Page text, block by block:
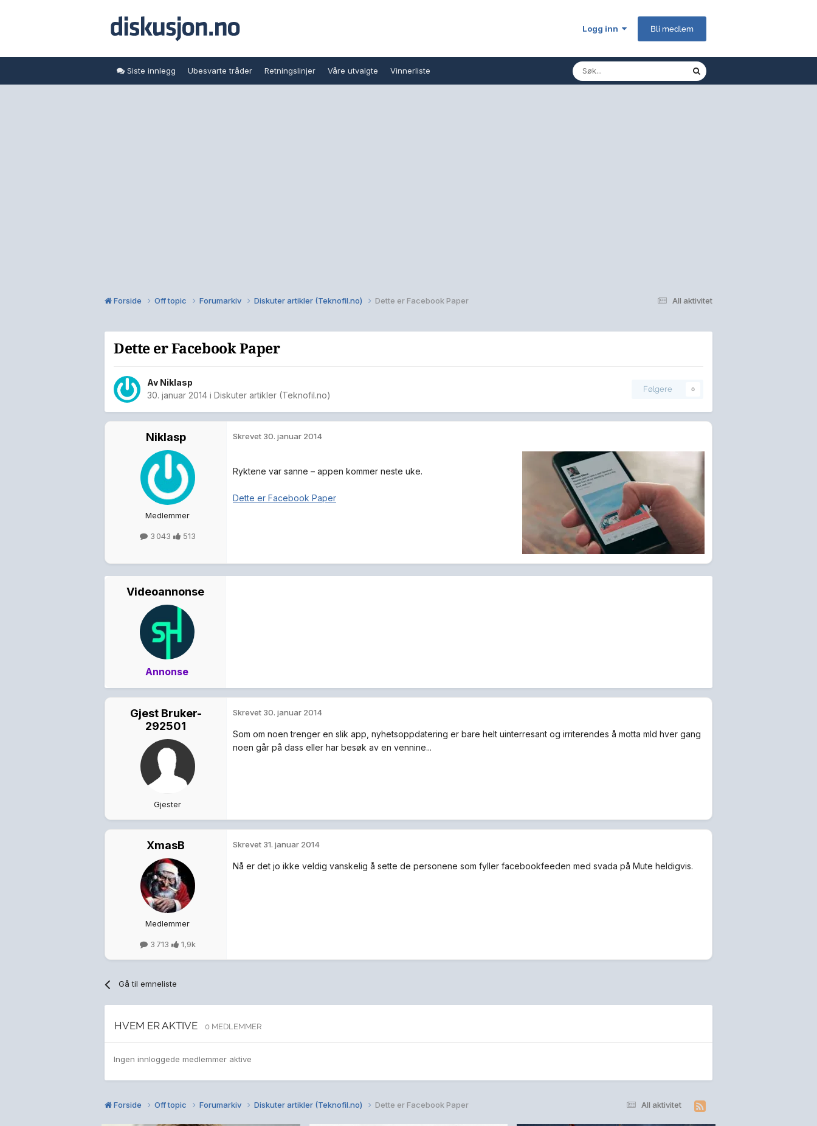
Logg inn Bli medlem
Siste innlegg Ubesvarte tråder Retningslinjer Våre utvalgte Vinnerliste
All aktivitet
Forside Off topic Forumarkiv Diskuter artikler (Teknofil.no) Dette er Facebook Paper
Dette er Facebook Paper
Av Niklasp
30. januar 2014 i Diskuter artikler (Teknofil.no)
Følgere 0
Niklasp
Medlemmer
3 043 513
Skrevet 30. januar 2014
Ryktene var sanne – appen kommer neste uke.
Dette er Facebook Paper
Videoannonse
Annonse
Gjest Bruker-
292501
Gjester
Skrevet 30. januar 2014
Som om noen trenger en slik app, nyhetsoppdatering er bare helt uinterresant og irriterendes å motta mld hver gang
noen går på dass eller har besøk av en vennine...
XmasB
Medlemmer
3 713 1,9k
Skrevet 31. januar 2014
Nå er det jo ikke veldig vanskelig å sette de personene som fyller facebookfeeden med svada på Mute heldigvis.
Gå til emneliste
HVEM ER AKTIVE 0 MEDLEMMER
Ingen innloggede medlemmer aktive
All aktivitet
Forside Off topic Forumarkiv Diskuter artikler (Teknofil.no) Dette er Facebook Paper